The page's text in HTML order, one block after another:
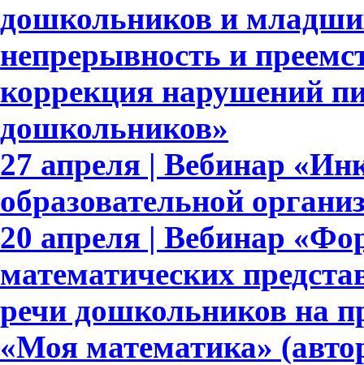
дошкольников и
непрерывность и
коррекция нарушений
дошкольников»
27 апреля | Вебинар
образовательной
20 апреля | Вебинар
математических
речи дошкольников на
«Моя математика»